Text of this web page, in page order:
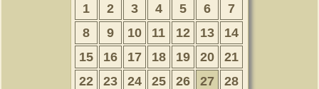
1 2 3 4 5 6
7
8
9 10 11 12 13
14
15
16 17 18 19 20
21
22
23 24 25 26 27
28